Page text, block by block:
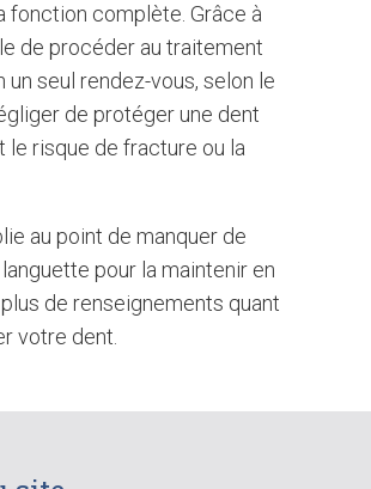
fonction complète. Grâce à
de procéder au traitement
un seul rendez-vous, selon le
de protéger une dent
le risque de fracture ou la
au point de manquer de
pour la maintenir en
de renseignements quant
votre dent.